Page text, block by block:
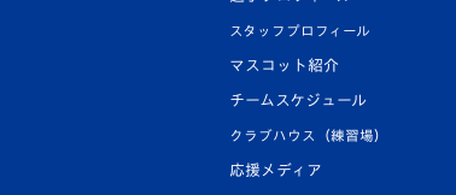
スタッフプロフィール
マスコット紹介
チームスケジュール
クラブハウス（練習場）
応援メディア